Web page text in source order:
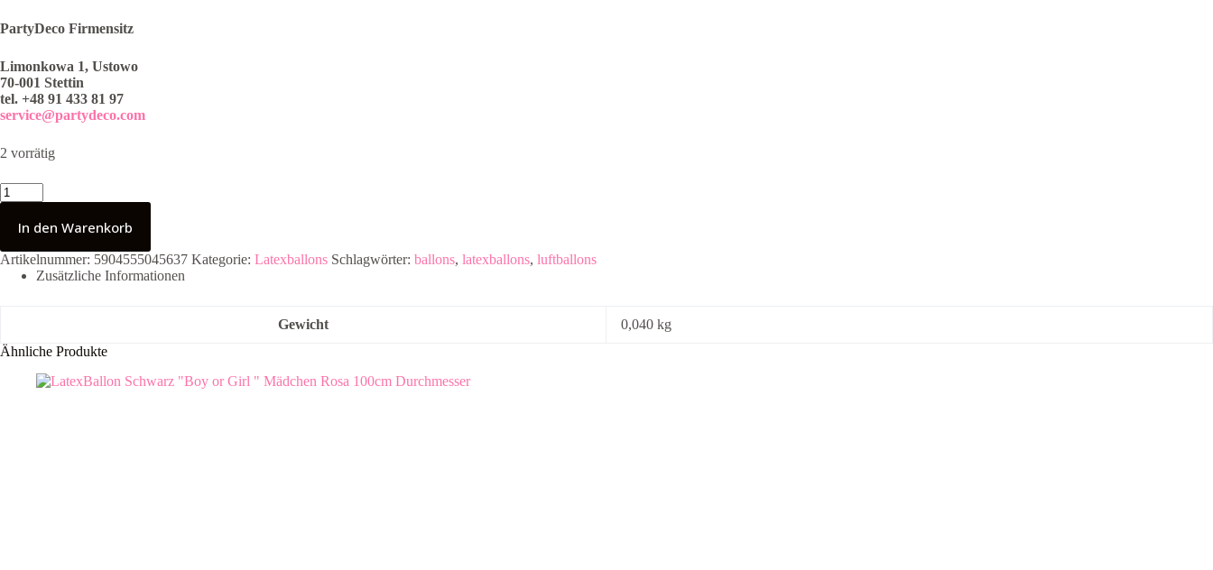
PartyDeco Firmensitz
Limonkowa 1, Ustowo
70-001 Stettin
tel. +48 91 433 81 97
service@partydeco.com
2 vorrätig
60cm
XL
Luftballon
Pure
White
Menge
In den Warenkorb
Artikelnummer: 5904555045637 Kategorie: Latexballons Schlagwörter: ballons, latexballons, luftballons
Zusätzliche Informationen
Gewicht
0,040 kg
Ähnliche Produkte